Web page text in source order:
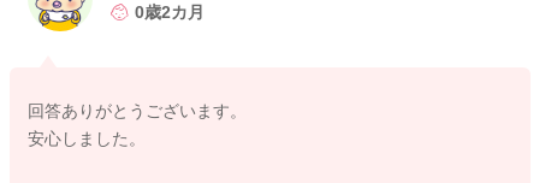
そのため、お腹が空いたやおむつが濡れているなど不快がなく
ですが、ママさんとしては、手を離すことができず、とてもし
んどいですよね。お子さんが泣いてしまうと、ママさんは焦っ
0歳2カ月
回答ありがとうございます。
安心しました。